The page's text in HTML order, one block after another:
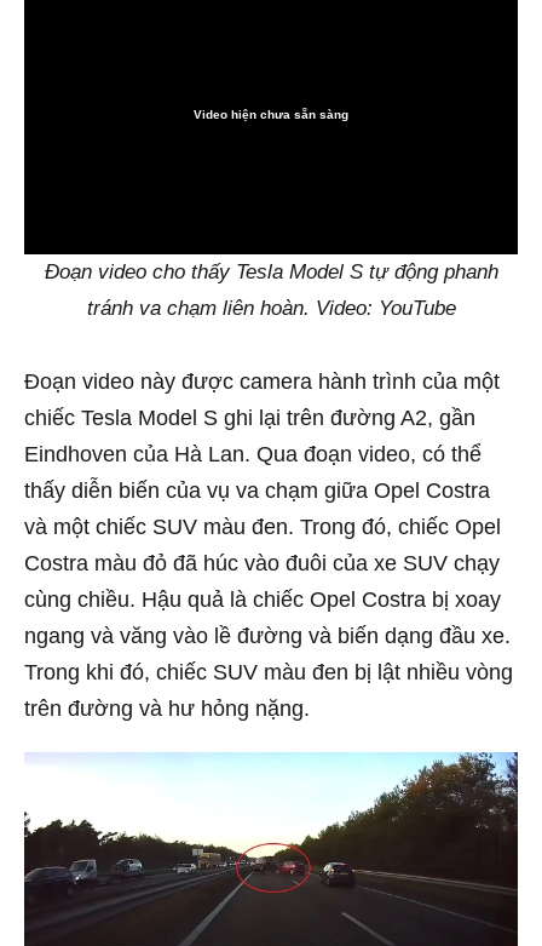
Video hiện chưa sẵn sàng
Đoạn video cho thấy Tesla Model S tự động phanh
tránh va chạm liên hoàn. Video: YouTube
Đoạn video này được camera hành trình của một
chiếc Tesla Model S ghi lại trên đường A2, gần
Eindhoven của Hà Lan. Qua đoạn video, có thể
thấy diễn biến của vụ va chạm giữa Opel Costra
và một chiếc SUV màu đen. Trong đó, chiếc Opel
Costra màu đỏ đã húc vào đuôi của xe SUV chạy
cùng chiều. Hậu quả là chiếc Opel Costra bị xoay
ngang và văng vào lề đường và biến dạng đầu xe.
Trong khi đó, chiếc SUV màu đen bị lật nhiều vòng
trên đường và hư hỏng nặng.